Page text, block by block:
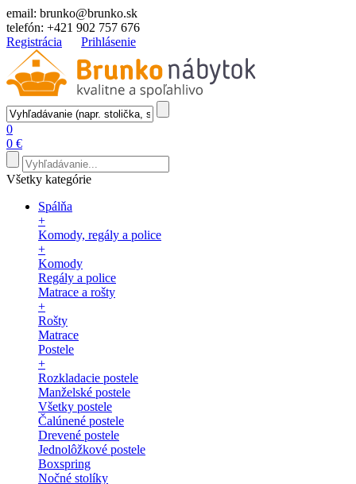
email: brunko@brunko.sk
telefón: +421 902 757 676
Registrácia
Prihlásenie
0
0 €
Všetky kategórie
Spálňa
+
Komody, regály a police
+
Komody
Regály a police
Matrace a rošty
+
Rošty
Matrace
Postele
+
Rozkladacie postele
Manželské postele
Všetky postele
Čalúnené postele
Drevené postele
Jednolôžkové postele
Boxspring
Nočné stolíky